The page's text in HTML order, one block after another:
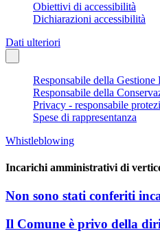
Obiettivi di accessibilità
Dichiarazioni accessibilità
Dati ulteriori
Responsabile della Gestione
Responsabile della
Privacy - responsabile
Spese di rappresentanza
Whistleblowing
Incarichi amministrativi di
Non sono stati conferiti
Il Comune è privo della